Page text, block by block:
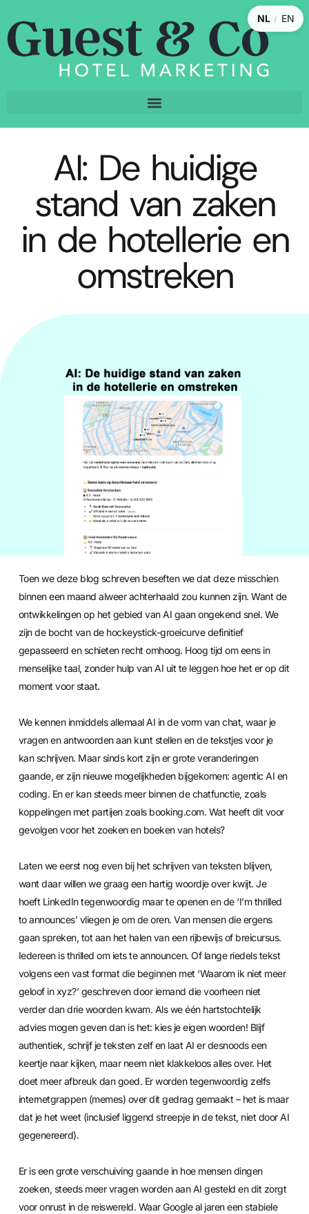
NL / EN
AI: De huidige
stand van zaken
in de hotellerie en
omstreken
ERIK
30/04/2026
Toen we deze blog schreven beseften we dat deze misschien
binnen een maand alweer achterhaald zou kunnen zijn. Want de
ontwikkelingen op het gebied van AI gaan ongekend snel. We
zijn de bocht van de hockeystick-groeicurve definitief
gepasseerd en schieten recht omhoog. Hoog tijd om eens in
menselijke taal, zonder hulp van AI uit te leggen hoe het er op dit
moment voor staat.
We kennen inmiddels allemaal AI in de vorm van chat, waar je
vragen en antwoorden aan kunt stellen en de tekstjes voor je
kan schrijven. Maar sinds kort zijn er grote veranderingen
gaande, er zijn nieuwe mogelijkheden bijgekomen: agentic AI en
coding. En er kan steeds meer binnen de chatfunctie, zoals
koppelingen met partijen zoals booking.com. Wat heeft dit voor
gevolgen voor het zoeken en boeken van hotels?
Laten we eerst nog even bij het schrijven van teksten blijven,
want daar willen we graag een hartig woordje over kwijt. Je
hoeft LinkedIn tegenwoordig maar te openen en de ‘I’m thrilled
to announces’ vliegen je om de oren. Van mensen die ergens
gaan spreken, tot aan het halen van een rijbewijs of breicursus.
Iedereen is thrilled om iets te announcen. Of lange riedels tekst
volgens een vast format die beginnen met ‘Waarom ik niet meer
geloof in xyz?’ geschreven door iemand die voorheen niet
verder dan drie woorden kwam. Als we één hartstochtelijk
advies mogen geven dan is het: kies je eigen woorden! Blijf
authentiek, schrijf je teksten zelf en laat AI er desnoods een
keertje naar kijken, maar neem niet klakkeloos alles over. Het
doet meer afbreuk dan goed. Er worden tegenwoordig zelfs
internetgrappen (memes) over dit gedrag gemaakt – het is maar
dat je het weet (inclusief liggend streepje in de tekst, niet door AI
gegenereerd).
Er is een grote verschuiving gaande in hoe mensen dingen
zoeken, steeds meer vragen worden aan AI gesteld en dit zorgt
voor onrust in de reiswereld. Waar Google al jaren een stabiele